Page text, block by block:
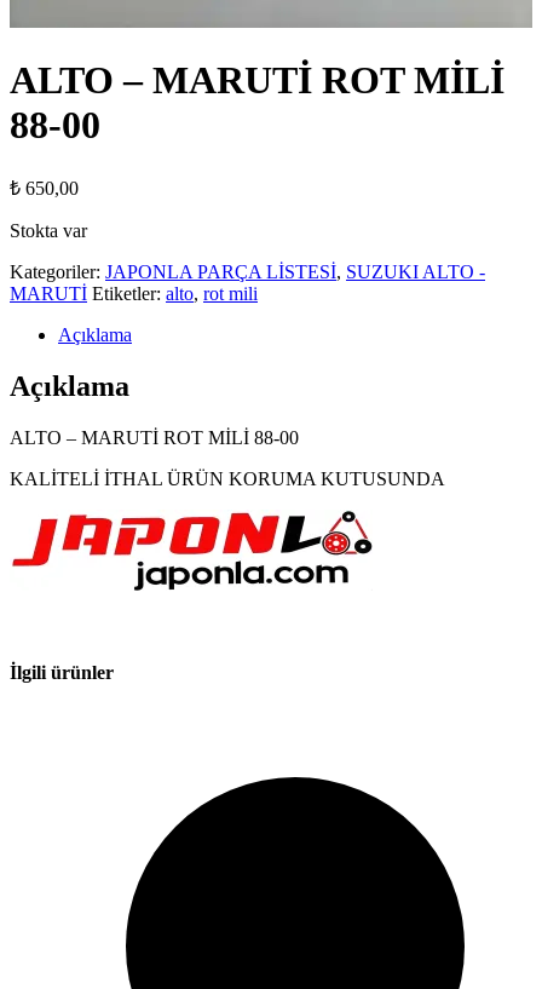
ALTO – MARUTİ ROT MİLİ
88-00
₺ 650,00
Stokta var
Kategoriler: JAPONLA PARÇA LİSTESİ, SUZUKI ALTO -
MARUTİ Etiketler: alto, rot mili
Açıklama
Açıklama
ALTO – MARUTİ ROT MİLİ 88-00
KALİTELİ İTHAL ÜRÜN KORUMA KUTUSUNDA
İlgili ürünler